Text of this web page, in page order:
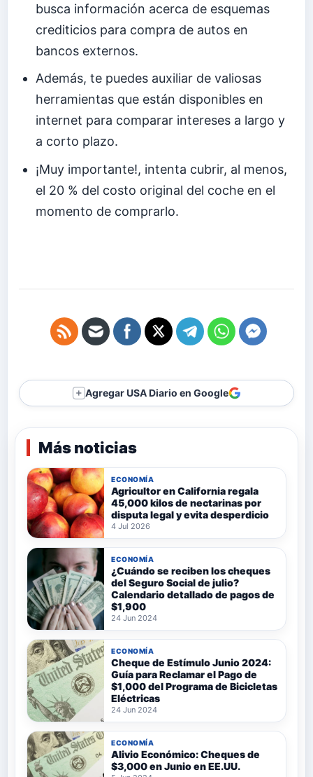
busca información acerca de esquemas
crediticios para compra de autos en
bancos externos.
Además, te puedes auxiliar de valiosas
herramientas que están disponibles en
internet para comparar intereses a largo y
a corto plazo.
¡Muy importante!, intenta cubrir, al menos,
el 20 % del costo original del coche en el
momento de comprarlo.
＋ Agregar USA Diario en Google
Más noticias
ECONOMÍA
Agricultor en California regala
45,000 kilos de nectarinas por
disputa legal y evita desperdicio
4 Jul 2026
ECONOMÍA
¿Cuándo se reciben los cheques
del Seguro Social de julio?
Calendario detallado de pagos de
$1,900
24 Jun 2024
ECONOMÍA
Cheque de Estímulo Junio 2024:
Guía para Reclamar el Pago de
$1,000 del Programa de Bicicletas
Eléctricas
24 Jun 2024
ECONOMÍA
Alivio Económico: Cheques de
$3,000 en Junio en EE.UU.